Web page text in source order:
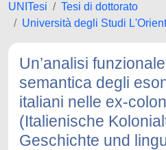
UNITesi
Tesi di dottorato
Università degli Studi
Un’analisi
semantica degli
italiani nelle ex-
(Italienische
Geschichte und